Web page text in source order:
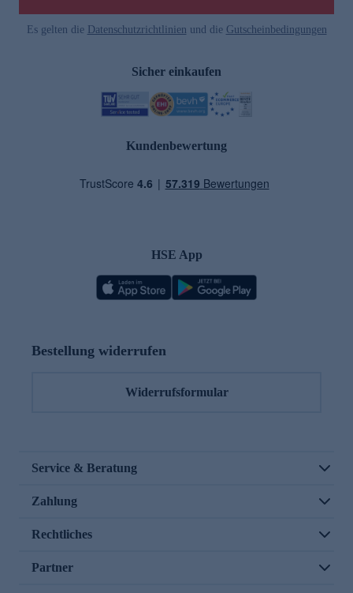
Es gelten die Datenschutzrichtlinien und die Gutscheinbedingungen
Sicher einkaufen
Kundenbewertung
HSE App
Bestellung widerrufen
Widerrufsformular
Service & Beratung
Zahlung
Rechtliches
Partner